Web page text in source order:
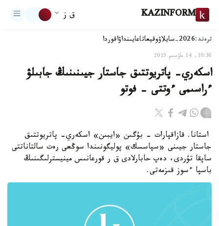
KAZINFORM ق ز
ترەند:2026-سايلاۋ وقيعاتاعايىنداۋاقوردا
10:30, 14 ماۋسىم 2015
اسكەري- پاتريوتتىق جاستار جيىنىنىڭ جابىلۋ
ءراسىمى ءوتتى - فوتو
استانا. قازاقپارات - بۇگىن «ايبىن» اسكەري- پاتريوتتىق
جاستار جيىنى «سپاسسك» پوليگونىندا سوڭعى رەت سالتاناتتى
ساپقا تۇردى، دەپ حابارلادى ق ر قورعانىس مينيسترلىگىنىڭ
باسپا ءسوز قىزمەتى.